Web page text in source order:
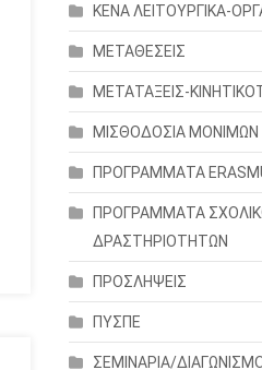
ΚΕΝΑ ΛΕΙΤΟΥΡΓΙΚΑ-
ΜΕΤΑΘΕΣΕΙΣ
ΜΕΤΑΤΑΞΕΙΣ-
ΜΙΣΘΟΔΟΣΙΑ ΜΟΝΙΜΩΝ
ΠΡΟΓΡΑΜΜΑΤΑ
ΠΡΟΓΡΑΜΜΑΤΑ
ΔΡΑΣΤΗΡΙΟΤΗΤΩΝ
ΠΡΟΣΛΗΨΕΙΣ
ΠΥΣΠΕ
ΣΕΜΙΝΑΡΙΑ/